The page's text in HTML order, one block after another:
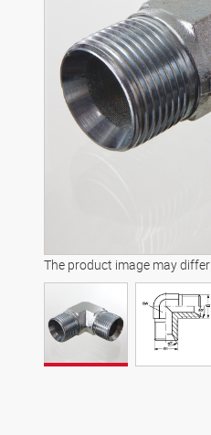
The product image may differ